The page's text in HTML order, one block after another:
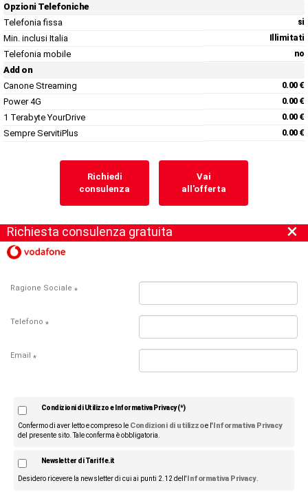
Opzioni Telefoniche
Telefonia fissa
si
Min. inclusi Italia Illimitati
Telefonia mobile no
Add on
Canone Streaming
0.00 €
Power 4G 0.00 €
1 Terabyte YourDrive 0.00 €
Sempre ServitiPlus 0.00 €
Richiedi
consulenza
Vai
all'offerta
×
Richiesta consulenza gratuita
Ragione Sociale *
Telefono *
Email *
Condizioni di Utilizzo e Informativa Privacy (*)
Confermo di aver letto e compreso le Condizioni di utilizzoe l' Informativa Privacy
del presente sito. Tale conferma è obbligatoria.
Newsletter di Tariffe.it
Desidero ricevere la newsletter di cui ai punti 2.12 dell' Informativa Privacy.